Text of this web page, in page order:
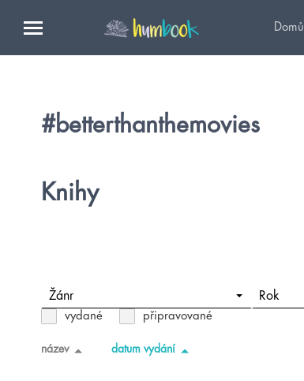
Domů
#betterthanthemovies
Knihy
Žánr Rok
vydané připravované
název datum vydání